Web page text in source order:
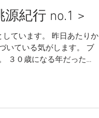
紀行 no.1 >
ています。 昨日あたりか
いている気がします。 ブ
３０歳になる年だったと